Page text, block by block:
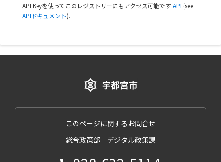
API Keyを使ってこのレジストリーにもアクセス可能ですAPI (see
APIドキュメント).
このページに関するお問合せ
総合政策部 デジタル政策課